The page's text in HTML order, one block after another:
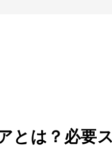
とは？必要